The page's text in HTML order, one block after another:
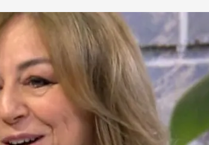
Gabriel Pérez Iglesias
30 años en Los Ángeles,
a sus estrellas, con sus luces y